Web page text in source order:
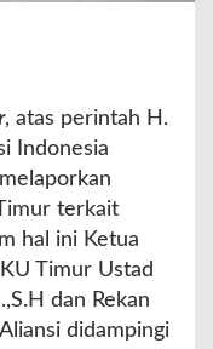
, atas perintah H.
Indonesia
terkait
hal ini Ketua
Timur Ustad
dan Rekan
didampingi